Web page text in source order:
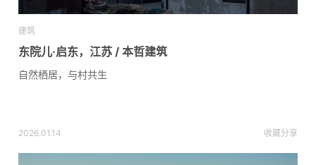
建筑
东院儿·启东，江苏 / 本哲建筑
自然栖居，与村共生
2026.01.14 收藏分享